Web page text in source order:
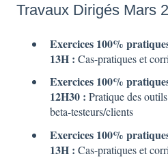
Travaux Dirigés Mars
Exercices 100%
13H : Cas-pratiques et
Exercices 100%
12H30 : Pratique des
beta-testeurs/clients
Exercices 100%
13H : Cas-pratiques et